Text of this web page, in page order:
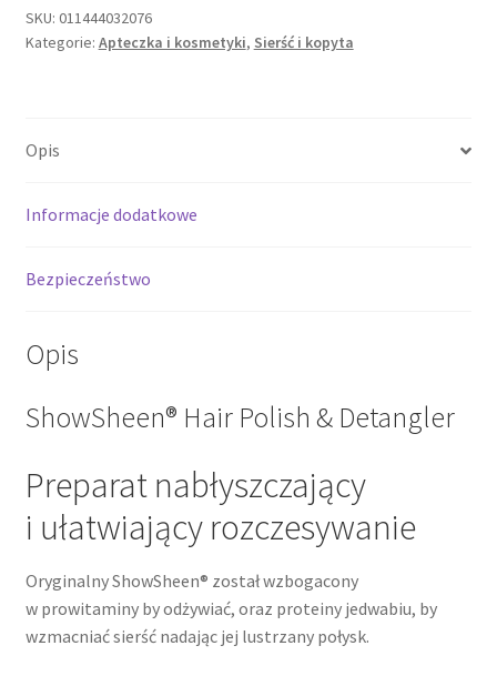
do
grzywy
SKU: 011444032076
Kategorie: Apteczka i kosmetyki, Sierść i kopyta
Opis
Informacje dodatkowe
Bezpieczeństwo
Opis
ShowSheen® Hair Polish & Detangler
Preparat nabłyszczający
i ułatwiający rozczesywanie
Oryginalny ShowSheen® został wzbogacony
w prowitaminy by odżywiać, oraz proteiny jedwabiu, by
wzmacniać sierść nadając jej lustrzany połysk.